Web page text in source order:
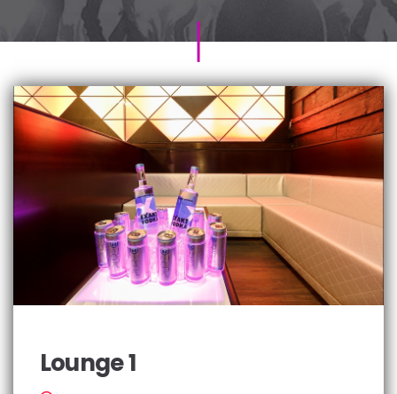
Lounge 1